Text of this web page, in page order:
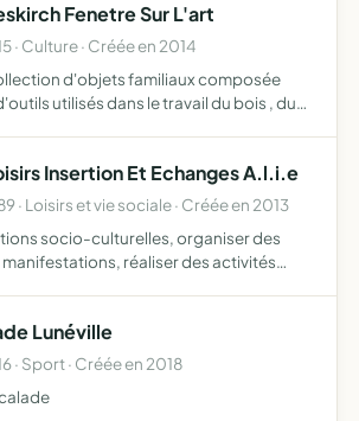
Fenetre Sur L'art
· Culture · Créée en 2014
d'objets familiaux composée
utilisés dans le travail du bois , du
Insertion Et Echanges A.l.i.e
· Loisirs et vie sociale · Créée en 2013
socio-culturelles, organiser des
réaliser des activités
Lunéville
· Sport · Créée en 2018